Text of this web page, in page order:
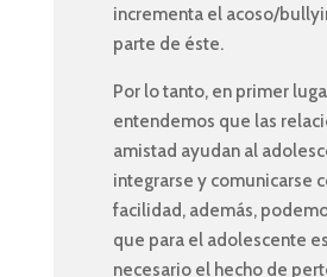
incrementa el acoso/
parte de éste.
Por lo tanto, en primer
entendemos que las
amistad ayudan al
integrarse y comunicarse
facilidad, además,
que para el adolescente
necesario el hecho de